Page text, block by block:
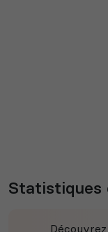
Statistiques